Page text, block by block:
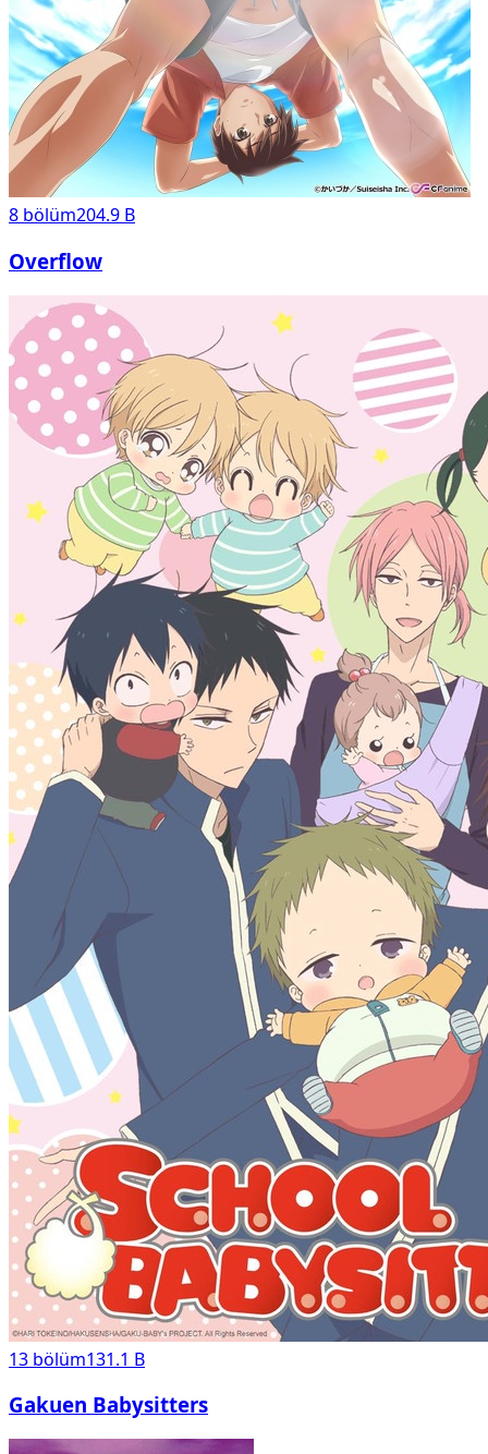
8 bölüm204.9 B
Overflow
13 bölüm131.1 B
Gakuen Babysitters